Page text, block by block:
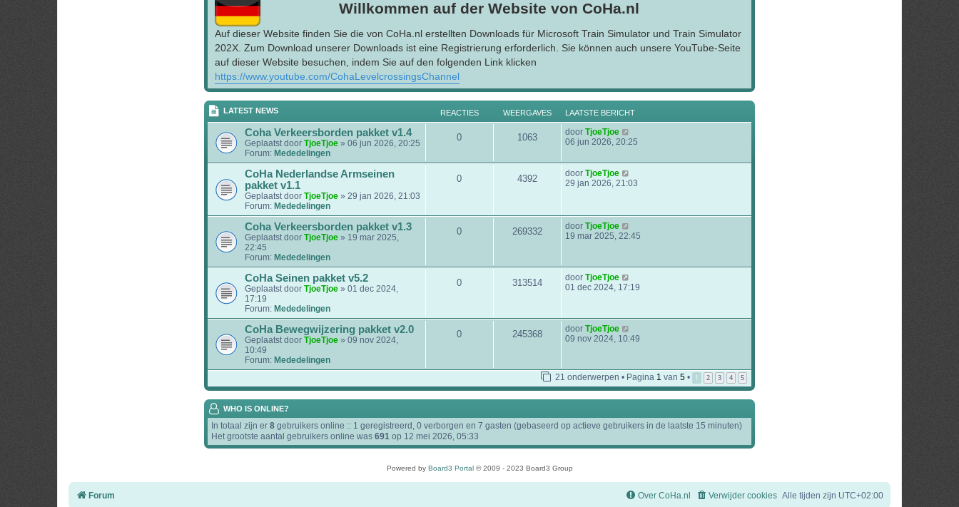
Willkommen auf der Website von CoHa.nl
Auf dieser Website finden Sie die von CoHa.nl erstellten Downloads für Microsoft Train Simulator und Train Simulator
202X. Zum Download unserer Downloads ist eine Registrierung erforderlich. Sie können auch unsere YouTube-Seite
auf dieser Website besuchen, indem Sie auf den folgenden Link klicken
https://www.youtube.com/CohaLevelcrossingsChannel
LATEST NEWS REACTIES WEERGAVES LAATSTE BERICHT
Coha Verkeersborden pakket v1.4
Geplaatst door TjoeTjoe » 06 jun 2026, 20:25
Forum: Mededelingen
0 1063 door TjoeTjoe
e
i
k
s
t
e
i
t
06 jun 2026, 20:25
CoHa Nederlandse Armseinen
pakket v1.1
Geplaatst door TjoeTjoe » 29 jan 2026, 21:03
Forum: Mededelingen
0 4392 door TjoeTjoe
e
l
t
e
r
c
29 jan 2026, 21:03
Coha Verkeersborden pakket v1.3
Geplaatst door TjoeTjoe » 19 mar 2025,
22:45
Forum: Mededelingen
0 269332 door TjoeTjoe
e
j
l
t
r
i
19 mar 2025, 22:45
CoHa Seinen pakket v5.2
Geplaatst door TjoeTjoe » 01 dec 2024,
17:19
Forum: Mededelingen
0 313514 door TjoeTjoe
e
j
l
s
t
e
r
c
01 dec 2024, 17:19
CoHa Bewegwijzering pakket v2.0
Geplaatst door TjoeTjoe » 09 nov 2024,
10:49
Forum: Mededelingen
0 245368 door TjoeTjoe
e
j
k
l
a
t
s
e
c
09 nov 2024, 10:49
21 onderwerpen • Pagina 1 van 5 • 1 2 3 4 5
WHO IS ONLINE?
In totaal zijn er 8 gebruikers online :: 1 geregistreerd, 0 verborgen en 7 gasten (gebaseerd op actieve gebruikers in de laatste 15 minuten)
Het grootste aantal gebruikers online was 691 op 12 mei 2026, 05:33
Powered by Board3 Portal © 2009 - 2023 Board3 Group
Forum Alle tijden zijn UTC+02:00
Verwijder cookies
Over CoHa.nl